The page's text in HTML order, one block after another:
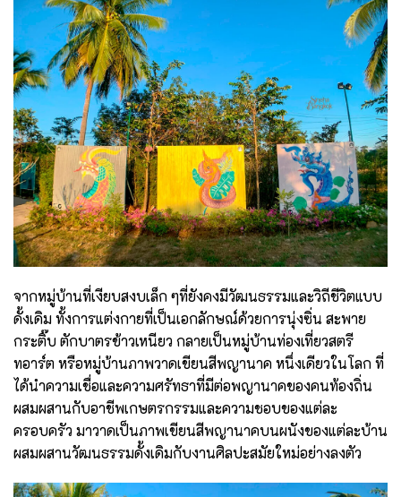
จากหมู่บ้านที่เงียบสงบเล็ก ๆที่ยังคงมีวัฒนธรรมและวิถีชีวิตแบบ
ดั้งเดิม ทั้งการแต่งกายที่เป็นเอกลักษณ์ด้วยการนุ่งซิ่น สะพาย
กระติ๊บ ตักบาตรข้าวเหนียว กลายเป็นหมู่บ้านท่องเที่ยวสตรี
ทอาร์ต หรือหมู่บ้านภาพวาดเขียนสีพญานาค หนึ่งเดียวในโลก ที่
ได้นำความเชื่อและความศรัทธาที่มีต่อพญานาคของคนท้องถิ่น
ผสมผสานกับอาชีพเกษตรกรรมและความชอบของแต่ละ
ครอบครัว มาวาดเป็นภาพเขียนสีพญานาคบนผนังของแต่ละบ้าน
ผสมผสานวัฒนธรรมดั้งเดิมกับงานศิลปะสมัยใหม่อย่างลงตัว